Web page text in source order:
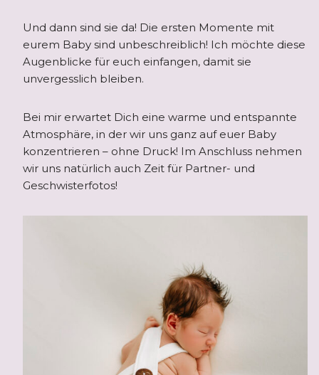
Und dann sind sie da! Die ersten Momente mit
eurem Baby sind unbeschreiblich! Ich möchte diese
Augenblicke für euch einfangen, damit sie
unvergesslich bleiben.
Bei mir erwartet Dich eine warme und entspannte
Atmosphäre, in der wir uns ganz auf euer Baby
konzentrieren – ohne Druck! Im Anschluss nehmen
wir uns natürlich auch Zeit für Partner- und
Geschwisterfotos!